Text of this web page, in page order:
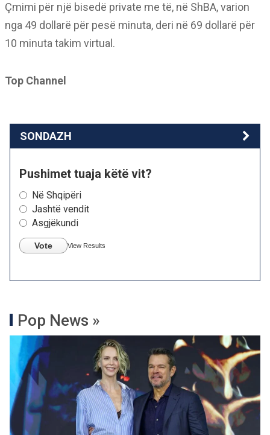
Çmimi për një bisedë private me të, në ShBA, varion
nga 49 dollarë për pesë minuta, deri në 69 dollarë për
10 minuta takim virtual.
Top Channel
SONDAZH
Pushimet tuaja këtë vit?
Në Shqipëri
Jashtë vendit
Asgjëkundi
Vote View Results
Pop News »